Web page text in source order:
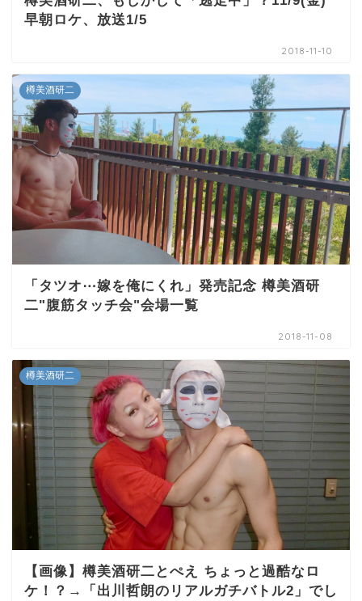
早朝ロケ、放送1/5
2018-11-10
樽美酒研二
「タツオ⋯嫁を俺にくれ」発売記念 樽美酒研
二"腹筋タッチ会"会場一覧
2018-11-08
樽美酒研二
【画像】樽美酒研二とぺえ ちょっと過酷なロ
ケ！？→「出川哲朗のリアルガチバトル2」でし